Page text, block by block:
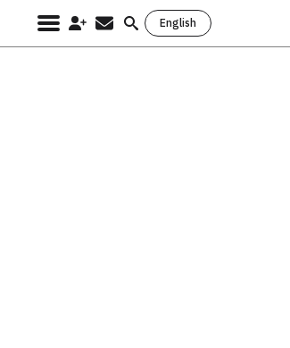
English
Search